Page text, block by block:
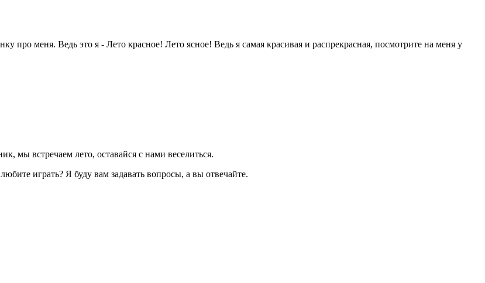
про меня. Ведь это я - Лето красное! Лето ясное! Ведь я самая красивая и распрекрасная, посмотрите на меня у
мы встречаем лето, оставайся с нами веселиться.
играть? Я буду вам задавать вопросы, а вы отвечайте.